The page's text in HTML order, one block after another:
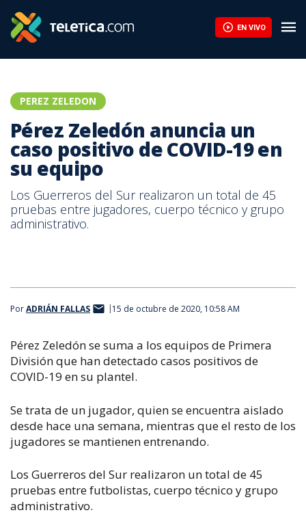
EN VIVO
PEREZ ZELEDON
Pérez Zeledón anuncia un
caso positivo de COVID-19 en
su equipo
Los Guerreros del Sur realizaron un total de 45
pruebas entre jugadores, cuerpo técnico y grupo
administrativo.
PorADRIÁN FALLAS 15 de octubre de 2020, 10:58 AM
Pérez Zeledón se suma a los equipos de Primera
División que han detectado casos positivos de
COVID-19 en su plantel.
Se trata de un jugador, quien se encuentra aislado
desde hace una semana, mientras que el resto de los
jugadores se mantienen entrenando.
Los Guerreros del Sur realizaron un total de 45
pruebas entre futbolistas, cuerpo técnico y grupo
administrativo.